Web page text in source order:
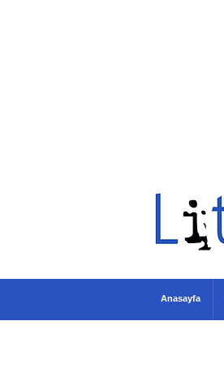
Anasayfa